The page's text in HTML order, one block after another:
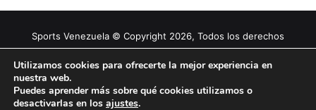
Sports Venezuela © Copyright 2026, Todos los derechos
Facebook
X YouTubeInstagram
Utilizamos cookies para ofrecerte la mejor experiencia en
nuestra web.
Puedes aprender más sobre qué cookies utilizamos o
desactivarlas en los ajustes.